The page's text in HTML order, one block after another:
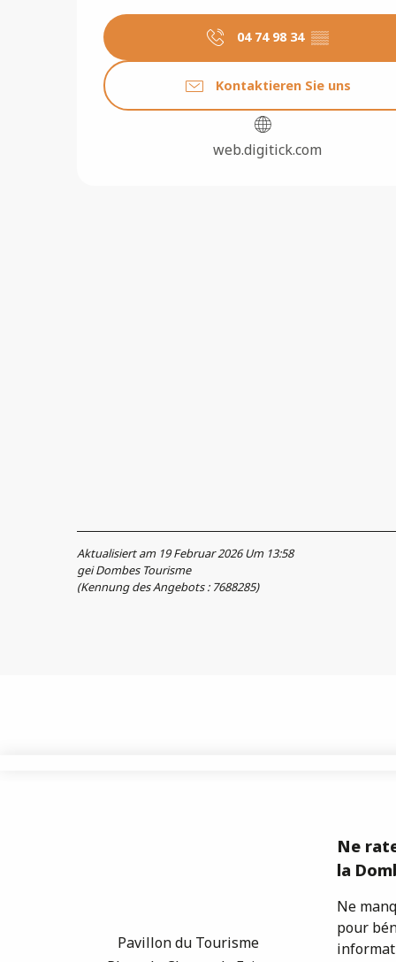
04 74 98 34 ▒▒
Kontaktieren Sie uns
web.digitick.com
Aktualisiert am 19 Februar 2026 Um 13:58
gei Dombes Tourisme
(Kennung des Angebots : 7688285)
Pavillon du Tourisme
Ne
la
Ne
pour